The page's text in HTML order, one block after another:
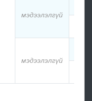
мэдээлэлгүй
мэдээлэлгүй